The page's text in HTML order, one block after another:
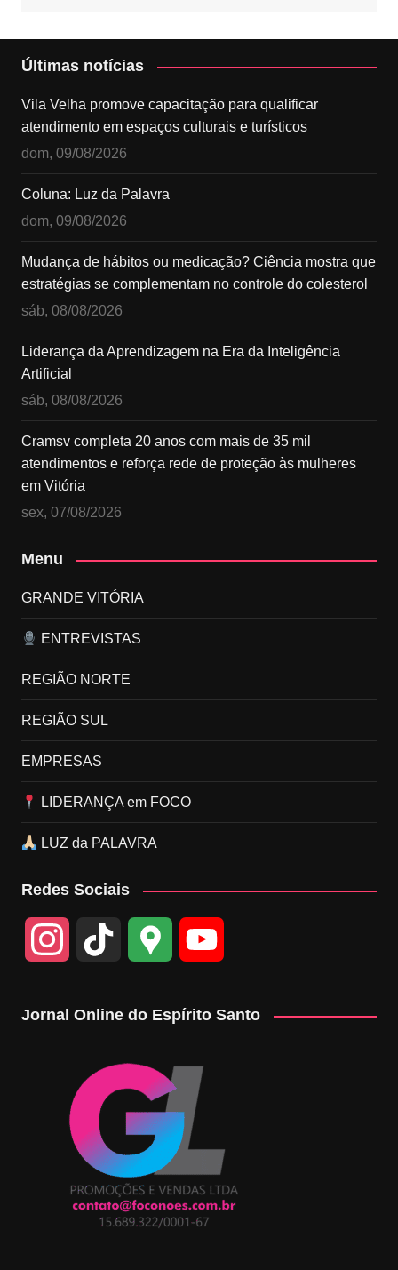
Últimas notícias
Vila Velha promove capacitação para qualificar
atendimento em espaços culturais e turísticos
dom, 09/08/2026
Coluna: Luz da Palavra
dom, 09/08/2026
Mudança de hábitos ou medicação? Ciência mostra que
estratégias se complementam no controle do colesterol
sáb, 08/08/2026
Liderança da Aprendizagem na Era da Inteligência
Artificial
sáb, 08/08/2026
Cramsv completa 20 anos com mais de 35 mil
atendimentos e reforça rede de proteção às mulheres
em Vitória
sex, 07/08/2026
Menu
GRANDE VITÓRIA
ENTREVISTAS
REGIÃO NORTE
REGIÃO SUL
EMPRESAS
LIDERANÇA em FOCO
LUZ da PALAVRA
Redes Sociais
a
r
o
k
o
g
l
e
M
b
e
Jornal Online do Espírito Santo